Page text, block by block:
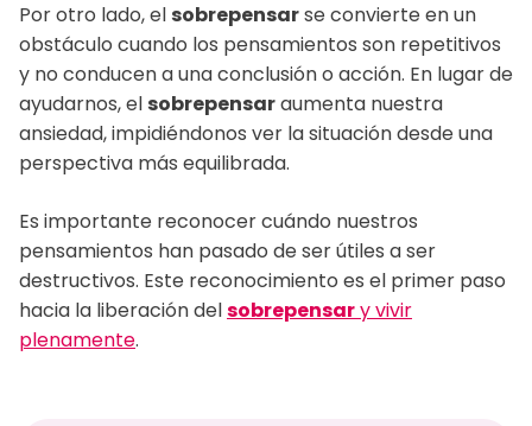
Por otro lado, el sobrepensarse convierte en un
obstáculo cuando los pensamientos son repetitivos
y no conducen a una conclusión o acción. En lugar de
ayudarnos, el sobrepensaraumenta nuestra
ansiedad, impidiéndonos ver la situación desde una
perspectiva más equilibrada.
Es importante reconocer cuándo nuestros
pensamientos han pasado de ser útiles a ser
destructivos. Este reconocimiento es el primer paso
hacia la liberación delsobrepensary vivir
plenamente.